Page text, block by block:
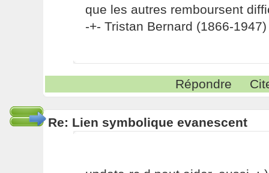
que les autres remboursent
-+- Tristan Bernard (1866-1947)
Répondre
Re: Lien symbolique evanescent